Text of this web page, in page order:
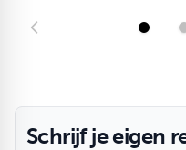
Schrijf je eigen